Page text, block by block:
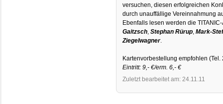
versuchen, diesen erfolgreichen
durch unauffällige Vereinnahmung
Ebenfalls lesen werden die
Gaitzsch ,Stephan Rürup ,Mark-
Ziegelwagner.
Kartenvorbestellung empfohlen (Tel.
Eintritt: 9,- €/erm. 6,- €
Zuletzt bearbeitet am: 24.11.11